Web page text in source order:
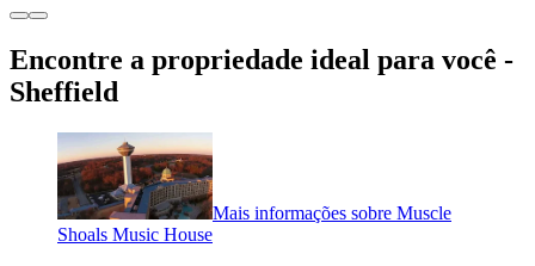
Encontre a propriedade ideal para você -
Sheffield
Mais informações sobre Muscle
Shoals Music House